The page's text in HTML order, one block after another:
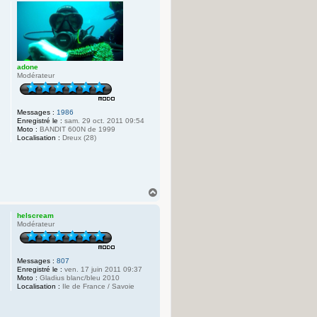
c
t
e
r
p
r
i
n
y
o
o
7
7
adone
Modérateur
Messages : 1986
Enregistré le : sam. 29 oct. 2011 09:54
Moto : BANDIT 600N de 1999
Localisation : Dreux (28)
helscream
Modérateur
Messages : 807
Enregistré le : ven. 17 juin 2011 09:37
Moto : Gladius blanc/bleu 2010
Localisation : Ile de France / Savoie